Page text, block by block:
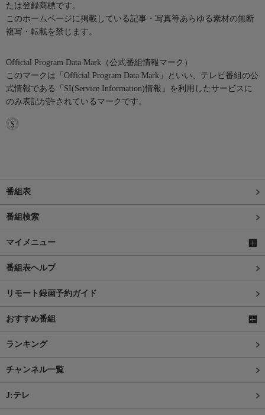
たは登録商標です。
このホームページに掲載している記事・写真等あらゆる素材の無断
複写・転載を禁じます。
Official Program Data Mark（公式番組情報マーク）
このマークは「Official Program Data Mark」といい、テレビ番組の公
式情報である「SI(Service Information)情報」を利用したサービスに
のみ表記が許されているマークです。
番組表
番組検索
マイメニュー
番組表ヘルプ
リモート録画予約ガイド
おすすめ番組
ランキング
チャンネル一覧
J:テレ